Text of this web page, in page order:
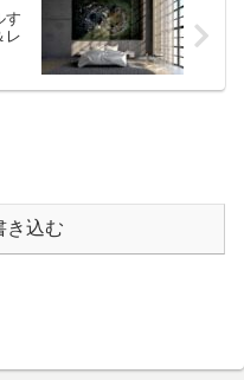
す
レ
き込む